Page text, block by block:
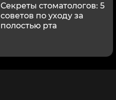
Секреты стоматологов: 5
советов по уходу за
полостью рта